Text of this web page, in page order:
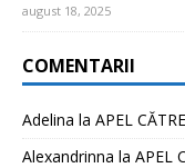
august 18, 2025
COMENTARII
Adelina la APEL
Alexandrinna la APEL